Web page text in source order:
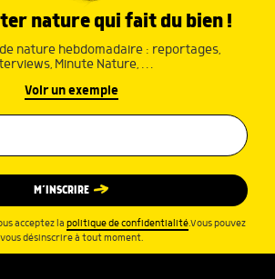
nature qui fait du bien !
nature hebdomadaire : reportages,
Minute Nature, …
Voir un exemple
M’INSCRIRE
acceptez la politique de confidentialité.Vous pouvez
vous désinscrire à tout moment.